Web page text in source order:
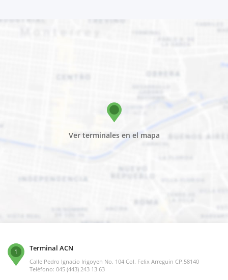
Ver terminales en el mapa
1 Terminal ACN
Calle Pedro Ignacio Irigoyen No. 104 Col. Felix Arreguin CP.58140
Teléfono: 045 (443) 243 13 63